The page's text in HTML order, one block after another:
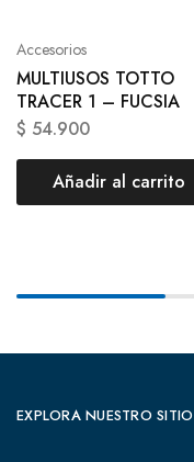
Accesorios
MULTIUSOS TOTTO
TRACER 1 – FUCSIA
$ 54.900
Añadir al carrito
EXPLORA NUESTRO SITIO